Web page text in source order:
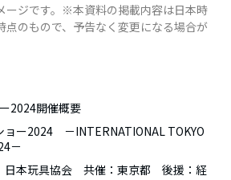
ージです。※本資料の掲載内容は日本時
点のもので、予告なく変更になる場合が
2024開催概要
ョー2024 －INTERNATIONAL TOKYO
－
本玩具協会 共催：東京都 後援：経